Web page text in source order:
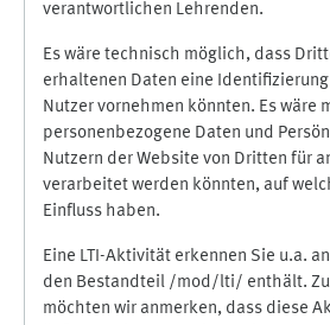
verantwortlichen Lehrenden.
Es wäre technisch möglich, dass
erhaltenen Daten eine
Nutzer vornehmen könnten. Es wäre
personenbezogene Daten und
Nutzern der Website von Dritten für
verarbeitet werden könnten, auf
Einfluss haben.
Eine LTI-Aktivität erkennen Sie u.a.
den Bestandteil /mod/lti/ enthält.
möchten wir anmerken, dass diese